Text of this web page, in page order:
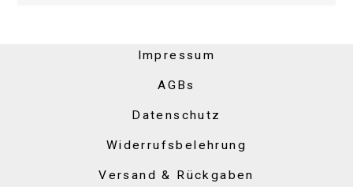
Impressum
AGBs
Datenschutz
Widerrufsbelehrung
Versand & Rückgaben